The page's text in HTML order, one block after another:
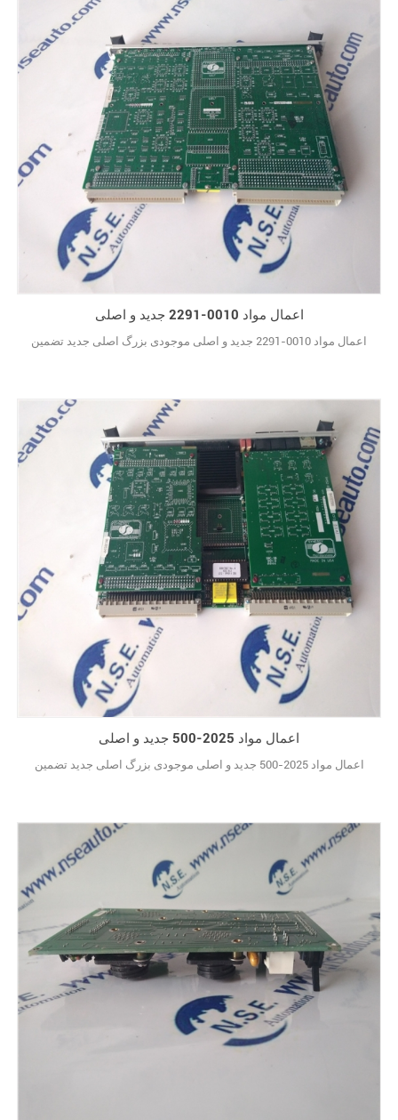
اعمال مواد 0010-2291 جدید و اصلی
اعمال مواد 0010-2291 جدید و اصلی موجودی بزرگ اصلی جدید تضمین
اعمال مواد 2025-500 جدید و اصلی
اعمال مواد 2025-500 جدید و اصلی موجودی بزرگ اصلی جدید تضمین